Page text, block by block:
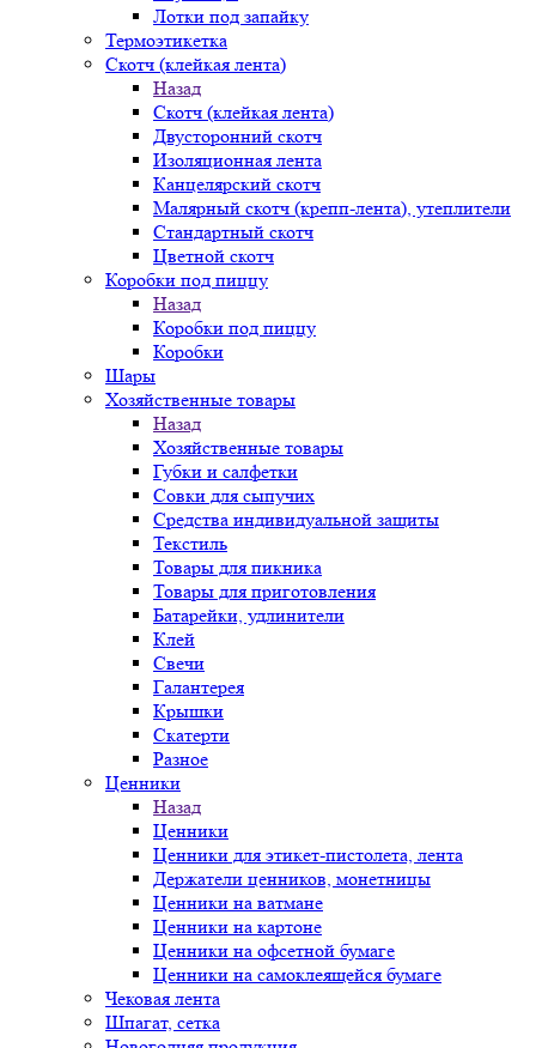
Лотки под запайку
Термоэтикетка
Скотч (клейкая лента)
Назад
Скотч (клейкая лента)
Двусторонний скотч
Изоляционная лента
Канцелярский скотч
Малярный скотч (крепп-лента), утеплители
Стандартный скотч
Цветной скотч
Коробки под пиццу
Назад
Коробки под пиццу
Коробки
Шары
Хозяйственные товары
Назад
Хозяйственные товары
Губки и салфетки
Совки для сыпучих
Средства индивидуальной защиты
Текстиль
Товары для пикника
Товары для приготовления
Батарейки, удлинители
Клей
Свечи
Галантерея
Крышки
Скатерти
Разное
Ценники
Назад
Ценники
Ценники для этикет-пистолета, лента
Держатели ценников, монетницы
Ценники на ватмане
Ценники на картоне
Ценники на офсетной бумаге
Ценники на самоклеящейся бумаге
Чековая лента
Шпагат, сетка